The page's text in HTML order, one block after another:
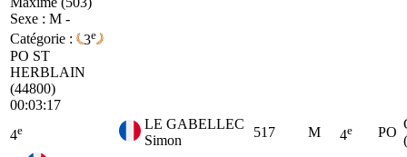
Sexe : M -
Catégorie :
3e
PO ST
HERBLAIN
(44800)
00:03:17
4e
LE GABELLEC
Simon
517 M 4e PO